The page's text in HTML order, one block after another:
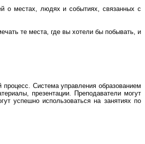
о местах, людях и событиях, связанных с
те места, где вы хотели бы побывать, и
Система управления образованием
презентации. Преподаватели могут
успешно использоваться на занятиях по